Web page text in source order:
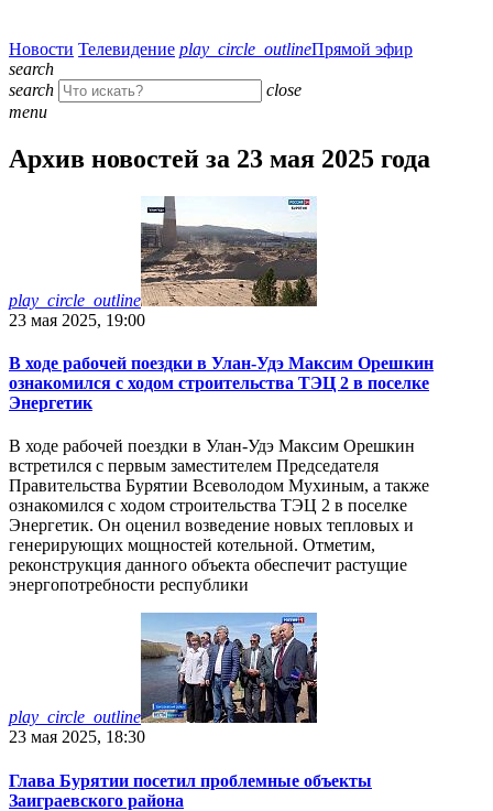
Новости Телевидение play_circle_outlineПрямой эфир
search
search
close
menu
Архив новостей за 23 мая 2025 года
play_circle_outline
23 мая 2025, 19:00
В ходе рабочей поездки в Улан-Удэ Максим Орешкин
ознакомился с ходом строительства ТЭЦ 2 в поселке
Энергетик
В ходе рабочей поездки в Улан-Удэ Максим Орешкин
встретился с первым заместителем Председателя
Правительства Бурятии Всеволодом Мухиным, а также
ознакомился с ходом строительства ТЭЦ 2 в поселке
Энергетик. Он оценил возведение новых тепловых и
генерирующих мощностей котельной. Отметим,
реконструкция данного объекта обеспечит растущие
энергопотребности республики
play_circle_outline
23 мая 2025, 18:30
Глава Бурятии посетил проблемные объекты
Заиграевского района